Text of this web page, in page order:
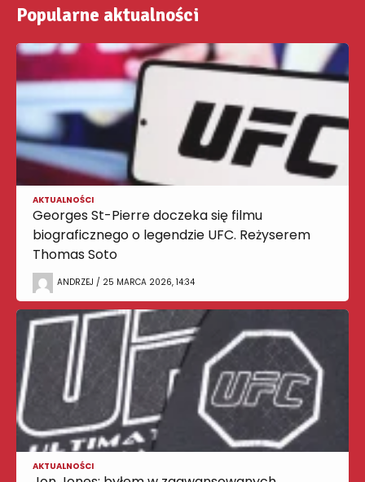
Popularne aktualności
AKTUALNOŚCI
Georges St-Pierre doczeka się filmu
biograficznego o legendzie UFC. Reżyserem
Thomas Soto
ANDRZEJ / 25 MARCA 2026, 14:34
AKTUALNOŚCI